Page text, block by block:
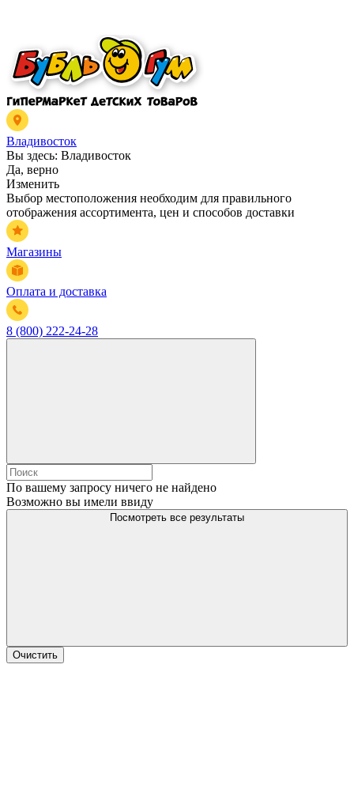
Владивосток
Вы здесь: Владивосток
Да, верно
Изменить
Выбор местоположения необходим для правильного
отображения ассортимента, цен и способов доставки
Магазины
Оплата и доставка
8 (800) 222-24-28
По вашему запросу ничего не найдено
Возможно вы имели ввиду
Посмотреть все результаты
Очистить